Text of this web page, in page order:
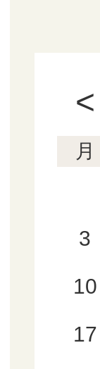
<
月
3
10
17